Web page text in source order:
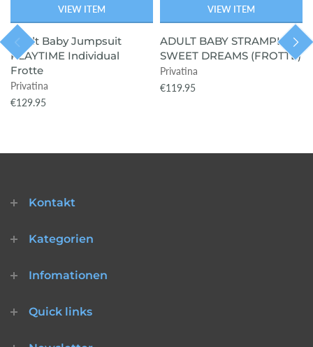
AUSVERKAUVIEW ITEM
Adult Baby Jumpsuit
PLAYTIME Individual
Frotte
Privatina
€129.95
VIEW ITEM
ADULT BABY STRAMPLER
SWEET DREAMS (FROTTE)
Privatina
€119.95
Kontakt
Kategorien
Infomationen
Quick links